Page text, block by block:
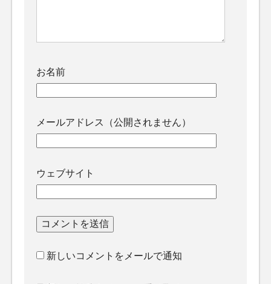
お名前
メールアドレス（公開されません）
ウェブサイト
新しいコメントをメールで通知